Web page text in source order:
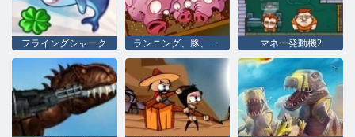
フライングシャーク ランニング、豚、ファイル名を指定して実行 マネー発動機2